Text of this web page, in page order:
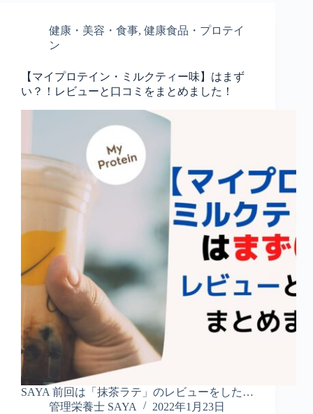
健康・美容・食事, 健康食品・プロテイ
ン
【マイプロテイン・ミルクティー味】はまず
い？！レビューと口コミをまとめました！
SAYA 前回は「抹茶ラテ」のレビューをした…
管理栄養士 SAYA
2022年1月23日